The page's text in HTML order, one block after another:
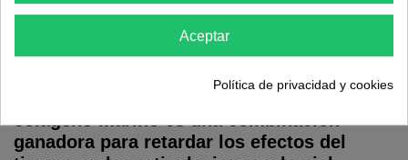
Este complejo de Biothalassol tiene como
objetivo apoyar los tejidos ricos en
cartílago y colágeno.
El biotalasol del ácido hialurónico del
colágeno marino es una combinación
ganadora para retardar los efectos del
Aceptar
Política de privacidad y cookies